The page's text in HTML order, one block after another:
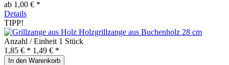
ab 1,00 € *
Details
TIPP!
Holzgrillzange aus Buchenholz 28 cm
Anzahl / Einheit 1 Stück
1,85 € * 1,49 € *
In den Warenkorb